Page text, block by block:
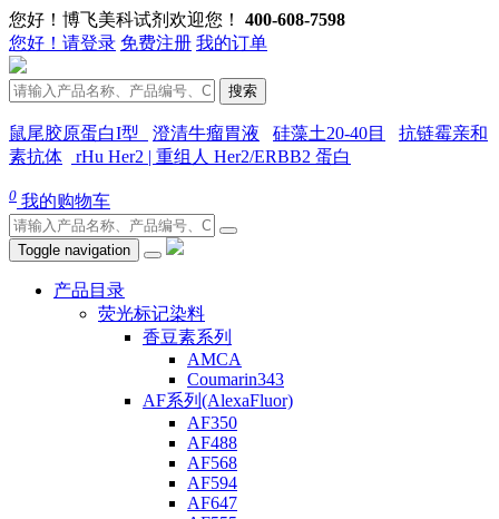
您好！博飞美科试剂欢迎您！ 400-608-7598
您好！请登录 免费注册 我的订单
搜索
鼠尾胶原蛋白I型 澄清牛瘤胃液 硅藻土20-40目
抗链霉亲和
素抗体
rHu Her2 | 重组人 Her2/ERBB2 蛋白
0 我的购物车
Toggle navigation
产品目录
荧光标记染料
香豆素系列
AMCA
Coumarin343
AF系列(AlexaFluor)
AF350
AF488
AF568
AF594
AF647